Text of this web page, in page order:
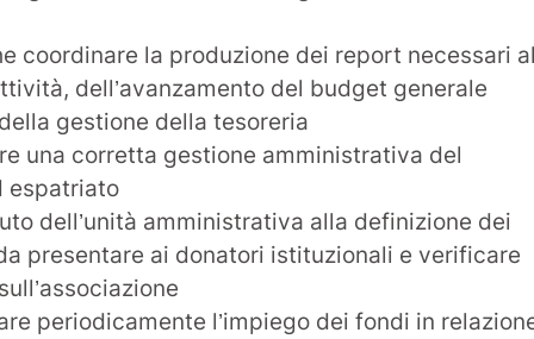
coordinare la produzione dei report necessari
dell’avanzamento del budget generale
gestione della tesoreria
una corretta gestione amministrativa del
espatriato
dell’unità amministrativa alla definizione dei
presentare ai donatori istituzionali e verificare
periodicamente l’impiego dei fondi in